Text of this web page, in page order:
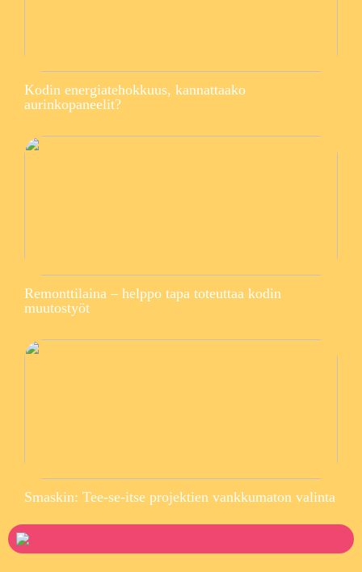
Kodin energiatehokkuus, kannattaako
aurinkopaneelit?
Remonttilaina – helppo tapa toteuttaa kodin
muutostyöt
Smaskin: Tee-se-itse projektien vankkumaton valinta